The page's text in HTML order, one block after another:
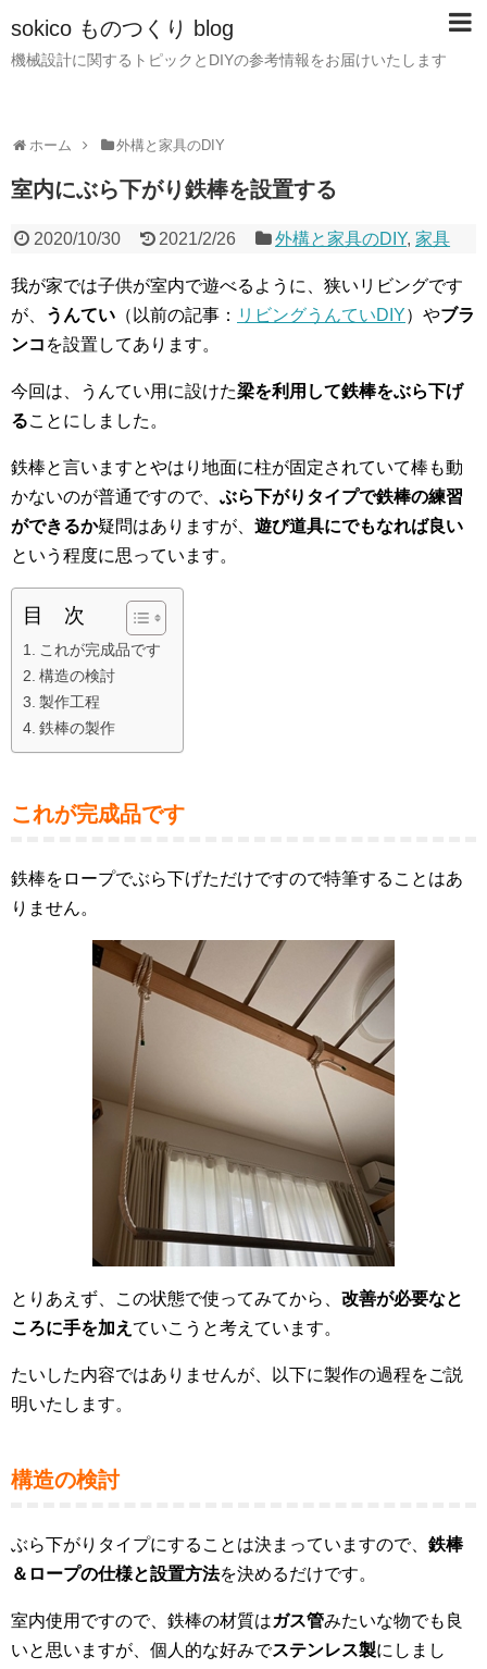
sokico ものつくり blog
機械設計に関するトピックとDIYの参考情報をお届けいたします
ホーム 外構と家具のDIY
室内にぶら下がり鉄棒を設置する
2020/10/30 2021/2/26 外構と家具のDIY,家具
我が家では子供が室内で遊べるように、狭いリビングです
が、
うんてい （以前の記事： リビングうんていDIY）やブラ
ンコ を設置してあります。
今回は、うんてい用に設けた梁を利用して鉄棒をぶら下げ
ることにしました。
鉄棒と言いますとやはり地面に柱が固定されていて棒も動
かないのが普通ですので、 ぶら下がりタイプで鉄棒の練習
ができるか疑問はありますが、 遊び道具にでもなれば良い
という程度に思っています。
目 次
これが完成品です
構造の検討
製作工程
鉄棒の製作
これが完成品です
鉄棒をロープでぶら下げただけですので特筆することはあ
りません。
とりあえず、この状態で使ってみてから、 改善が必要なと
ころに手を加え ていこうと考えています。
たいした内容ではありませんが、以下に製作の過程をご説
明いたします。
構造の検討
ぶら下がりタイプにすることは決まっていますので、 鉄棒
＆ロープの仕様と設置方法を決めるだけです。
室内使用ですので、鉄棒の材質はガス管みたいな物でも良
いと思いますが、個人的な好みでステンレス製にしまし